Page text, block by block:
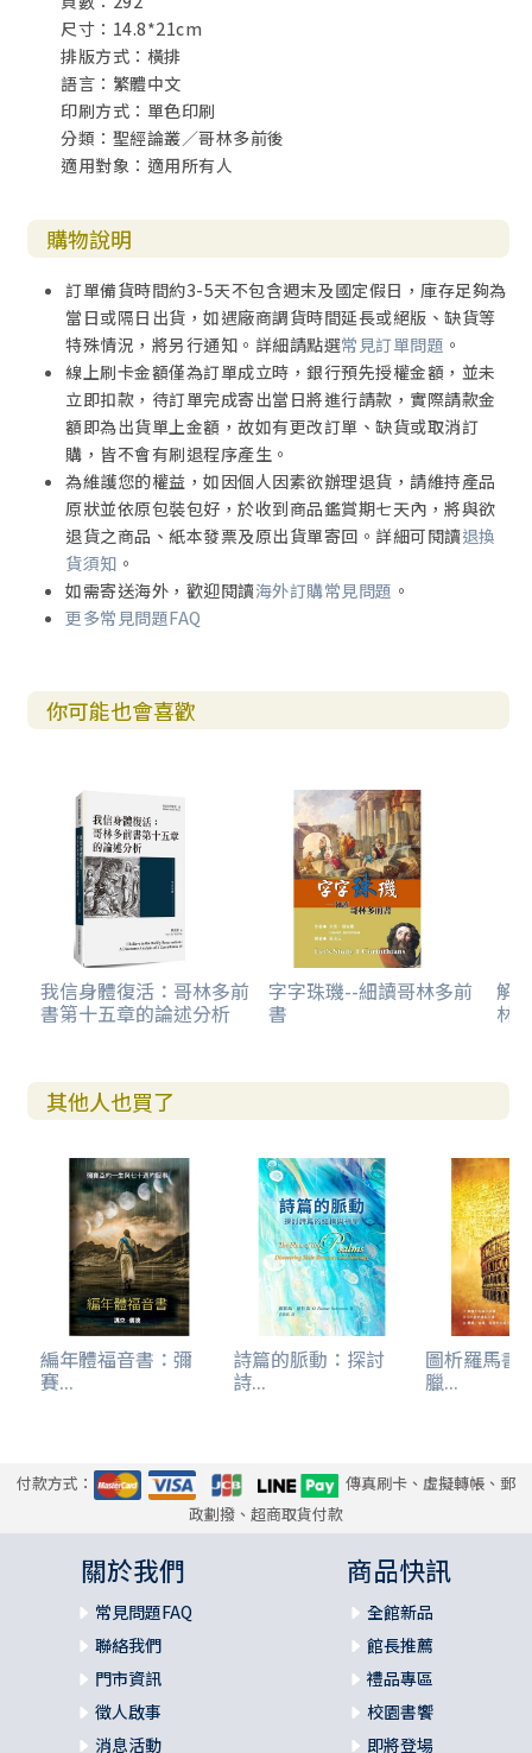
「恩惠、平安」指神賜給人一切好處的代表。
我常為你們感謝我的神，因神在基督耶穌裡所賜給你們的恩
惠（4）：哥林多教會的信徒雖有許多的失敗和軟弱，但保羅
先看見他們的優點而為他們感恩。「恩惠」特別指各樣屬靈
的恩賜。
又因你們在祂裡面凡事富足，口才、知識都全備（5）：哥林
多教會的信徒凡事都相當富足，唯獨欠缺靈性的富足，致使
神在基督裡所賞給哥林多信徒的恩典極其豐富，問題是他們
「身在福中不知福」，不懂得在正面上享用神的恩典。「口
才」指外在的表達能力；「知識」則指內在的領受能力。
「口才、知識都全備」指具備屬靈的知識與表達知識的能
力。有人有知識而無口才，無法表達出他的學問；有人有口
才卻無知識，所表達出來的對人沒有助益，甚至傷人，哥林
多教會卻二者兼備。哥林多人很有口才，因為希臘人是善於
辯論的，這是他們原本就有的。若他們持續在耶穌基督裡，
口才就更不一樣。
正如我為基督作的見證，在你們心裡得以堅固（6）：「我為
基督作的見證」指保羅為基督所傳講的福音。「在你們心裡
得以堅固」指福音在哥林多信徒的心裡所產生的功效。可惜
依然像嬰孩（三1）。
神賦予信徒的才幹和能力，目的是為了事奉祂，促進教會的
增長。恩賜全備並不代表靈性成熟，靈性長進與恩賜充足是
兩回事，因哥林多人靈性幼稚（三1），有紛爭、結黨（10-1
1），更有淫亂的事（五1）。「等候我們的主耶穌基督顯
現」表明神給哥林多人恩賜的目的，是要他們運用所得的恩
賜廣傳福音，建立基督的身體、造就別人，等候主的再來，
非用來誇口。「顯現」指再來。
祂也必堅固你們到底，叫你們在我們主耶穌基督的日子無可
固……到底」不是指一時的堅固，而是持續不斷一直到底的
堅固。保羅並非相信哥林多信徒，而是相信那位信實的神，
有信心──相信神會施恩、修剪、造就，就只能見到他們的
問題與弱點，無法為他們感恩。「主耶穌基督的日子」指主
再來的日子。
神是信實的，你們原是被祂所召，好與祂兒子我們的主耶穌
基督一同得分（9）：「神是信實的」表明神是信實可靠的，
祂說話算話。「一同得分」原文為「與人合夥」，表明神選
召我們的目的，是要與祂兒子耶穌進入一種新的關係，就是
一種夥伴的親密關係，並且合而為一。
保羅和所提尼寫信給哥林多教會的信徒，在主裡問候並祝福
及恩賜都豐富，並且使他們與耶穌一同得分。這在在提醒我
1. 求神賜給我們智慧，在不同的環境，使用自己合適的身
分，避免使服事受到攔阻。正如保羅面對崇尚學問的哥林多
耶穌的使徒自居（1）。
尺寸：14.8*21cm
排版方式：橫排
語言：繁體中文
印刷方式：單色印刷
分類：聖經論叢／哥林多前後
適用對象：適用所有人
購物說明
訂單備貨時間約3-5天不包含週末及國定假日，庫存足夠為
當日或隔日出貨，如遇廠商調貨時間延長或絕版、缺貨等
特殊情況，將另行通知。詳細請點選常見訂單問題 。
線上刷卡金額僅為訂單成立時，銀行預先授權金額，並未
立即扣款，待訂單完成寄出當日將進行請款，實際請款金
額即為出貨單上金額，故如有更改訂單、缺貨或取消訂
購，皆不會有刷退程序產生。
為維護您的權益，如因個人因素欲辦理退貨，請維持產品
原狀並依原包裝包好，於收到商品鑑賞期七天內，將與欲
退貨之商品、紙本發票及原出貨單寄回。詳細可閱讀退換
貨須知 。
如需寄送海外，歡迎閱讀海外訂購常見問題 。
更多常見問題FAQ
你可能也會喜歡
我信身體復活：哥林多前
書第十五章的論述分析
字字珠璣--細讀哥林多前
書
解
林
其他人也買了
編年體福音書：彌
賽...
詩篇的脈動：探討
詩...
圖析羅馬書
臘...
付款方式：
傳真刷卡、虛擬轉帳、郵
政劃撥、超商取貨付款
關於我們
常見問題FAQ
聯絡我們
門市資訊
徵人啟事
消息活動
商品快訊
全館新品
館長推薦
禮品專區
校園書饗
即將登場